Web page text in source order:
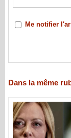
Me notifier
Dans la même